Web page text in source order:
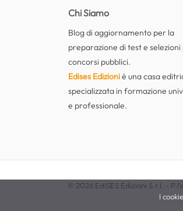
Chi Siamo
Blog di aggiornamento per la
preparazione di test e
concorsi pubblici.
Edises Edizioniè una casa
specializzata in formazione
e professionale.
© 2026 EdiSES Edizioni S.r.l. -
I